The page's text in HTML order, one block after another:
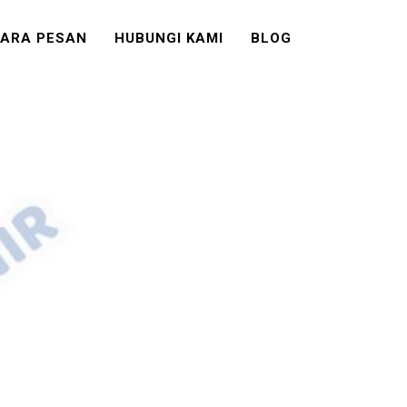
PESAN HUBUNGI KAMI BLOG